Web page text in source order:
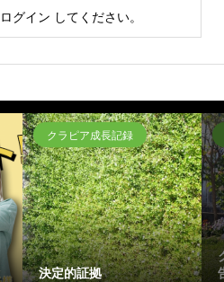
ログイン してください。
クラピア成長記録
決定的証拠